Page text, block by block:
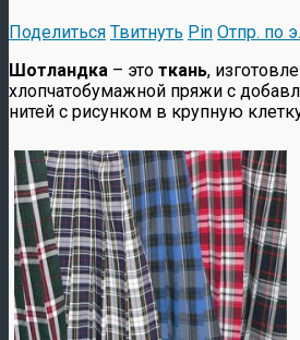
Поделиться Твитнуть Pin Отпр. по
Шотландка – это ткань,
хлопчатобумажной пряжи с
нитей с рисунком в крупную